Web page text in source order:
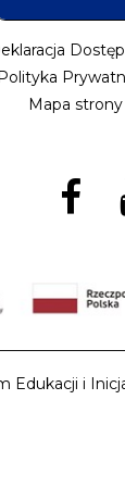
Mapa strony
Edukacji i